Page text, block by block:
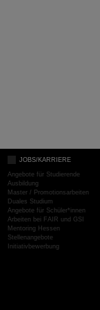
JOBS/KARRIERE
Angebote für Studierende
Ausbildung
Master / Promotionsarbeiten
Duales Studium
Angebote für Schüler*innen
Arbeiten bei FAIR und GSI
Mentoring Hessen
Stellenangebote
Initiativbewerbung